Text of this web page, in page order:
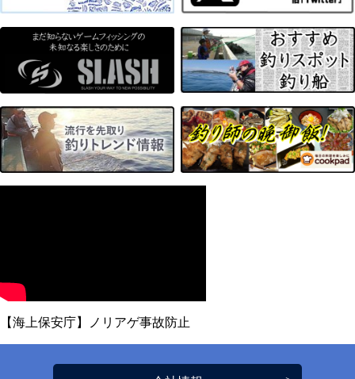
【海上保安庁】ノリアゲ事故防止